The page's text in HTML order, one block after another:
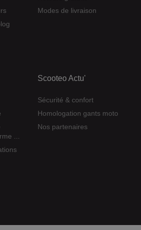
Modes de livraison
...
Scooteo Actu'
Sécurité & confort
Homologation gants moto
Nos partenaires